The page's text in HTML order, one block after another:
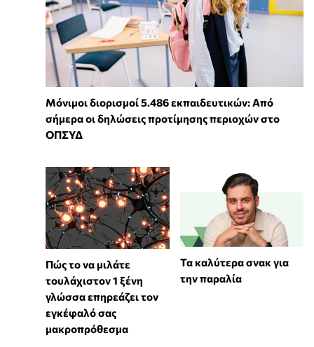
Μόνιμοι διορισμοί 5.486 εκπαιδευτικών: Από
σήμερα οι δηλώσεις προτίμησης περιοχών στο
ΟΠΣΥΔ
⁠Πώς το να μιλάτε
τουλάχιστον 1 ξένη
γλώσσα επηρεάζει τον
εγκέφαλό σας
μακροπρόθεσμα
Τα καλύτερα σνακ για
την παραλία